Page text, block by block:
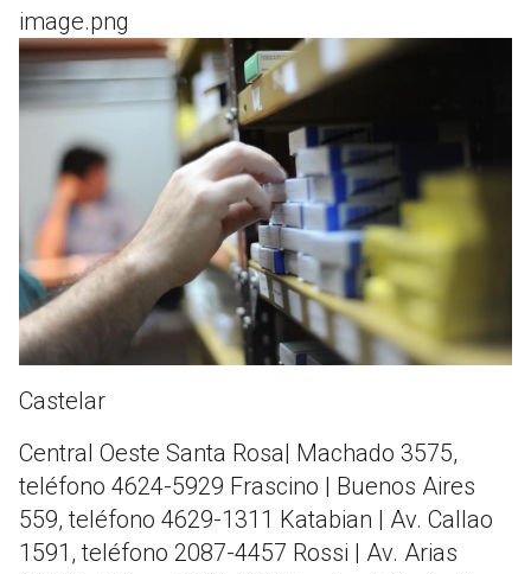
image.png
Castelar
Central Oeste Santa Rosa| Machado 3575,
teléfono 4624-5929 Frascino | Buenos Aires
559, teléfono 4629-1311 Katabian | Av. Callao
1591, teléfono 2087-4457 Rossi | Av. Arias